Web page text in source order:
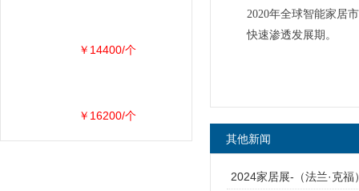
2020年全球智能家居
快速渗透发展期。
其他新闻
2024家居展-（法兰·克
￥14400/个
￥16200/个